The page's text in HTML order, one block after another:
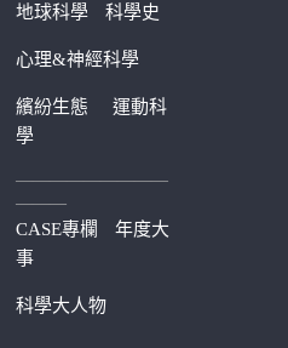
地球科學 科學史
心理&神經科學
繽紛生態運動科
學
—————————
———
CASE專欄
年度大
事
科學大人物